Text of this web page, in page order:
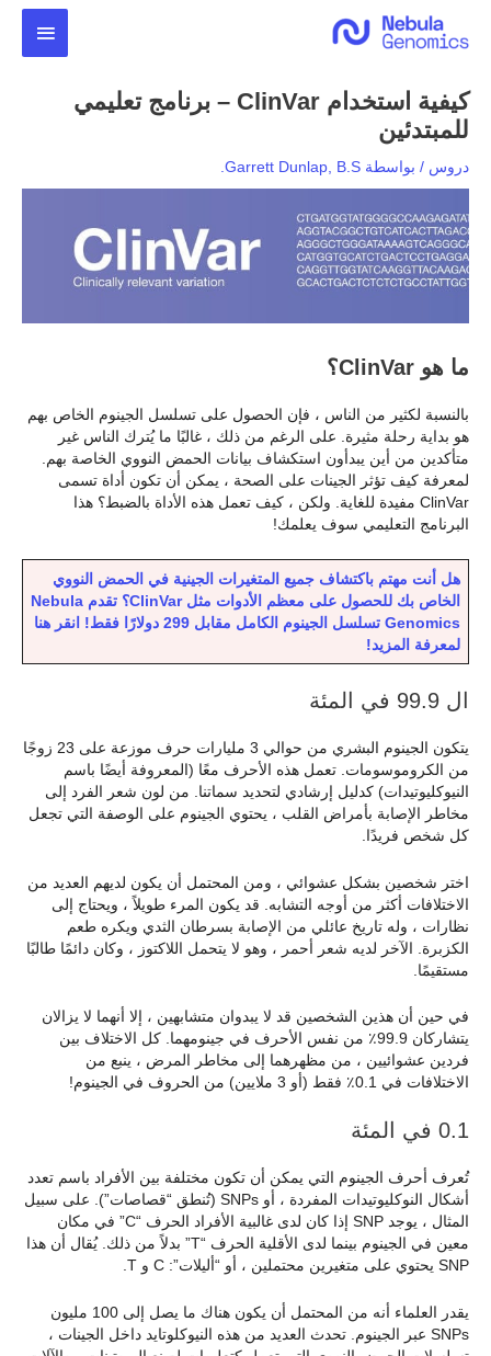
المحتوى
كيفية استخدام ClinVar – برنامج تعليمي
للمبتدئين
دروس / بواسطة Garrett Dunlap, B.S.
ما هو ClinVar؟
بالنسبة لكثير من الناس ، فإن الحصول على تسلسل الجينوم الخاص بهم
هو بداية رحلة مثيرة. على الرغم من ذلك ، غالبًا ما يُترك الناس غير
متأكدين من أين يبدأون استكشاف بيانات الحمض النووي الخاصة بهم.
لمعرفة كيف تؤثر الجينات على الصحة ، يمكن أن تكون أداة تسمى
ClinVar مفيدة للغاية. ولكن ، كيف تعمل هذه الأداة بالضبط؟ هذا
البرنامج التعليمي سوف يعلمك!
هل أنت مهتم باكتشاف جميع المتغيرات الجينية في الحمض النووي
الخاص بك للحصول على معظم الأدوات مثل ClinVar؟ تقدم Nebula
Genomics تسلسل الجينوم الكامل مقابل 299 دولارًا فقط! انقر هنا
لمعرفة المزيد!
ال 99.9 في المئة
يتكون الجينوم البشري من حوالي 3 مليارات حرف موزعة على 23 زوجًا
من الكروموسومات. تعمل هذه الأحرف معًا (المعروفة أيضًا باسم
النيوكليوتيدات) كدليل إرشادي لتحديد سماتنا. من لون شعر الفرد إلى
مخاطر الإصابة بأمراض القلب ، يحتوي الجينوم على الوصفة التي تجعل
كل شخص فريدًا.
اختر شخصين بشكل عشوائي ، ومن المحتمل أن يكون لديهم العديد من
الاختلافات أكثر من أوجه التشابه. قد يكون المرء طويلاً ، ويحتاج إلى
نظارات ، وله تاريخ عائلي من الإصابة بسرطان الثدي ويكره طعم
الكزبرة. الآخر لديه شعر أحمر ، وهو لا يتحمل اللاكتوز ، وكان دائمًا طالبًا
مستقيمًا.
في حين أن هذين الشخصين قد لا يبدوان متشابهين ، إلا أنهما لا يزالان
يتشاركان 99.9٪ من نفس الأحرف في جينومهما. كل الاختلاف بين
فردين عشوائيين ، من مظهرهما إلى مخاطر المرض ، ينبع من
الاختلافات في 0.1٪ فقط (أو 3 ملايين) من الحروف في الجينوم!
0.1 في المئة
تُعرف أحرف الجينوم التي يمكن أن تكون مختلفة بين الأفراد باسم تعدد
أشكال النوكليوتيدات المفردة ، أو SNPs (تُنطق “قصاصات”). على سبيل
المثال ، يوجد SNP إذا كان لدى غالبية الأفراد الحرف “C” في مكان
معين في الجينوم بينما لدى الأقلية الحرف “T” بدلاً من ذلك. يُقال أن هذا
SNP يحتوي على متغيرين محتملين ، أو “أليلات”: C و T.
يقدر العلماء أنه من المحتمل أن يكون هناك ما يصل إلى 100 مليون
SNPs عبر الجينوم. تحدث العديد من هذه النيوكلوتايد داخل الجينات ،